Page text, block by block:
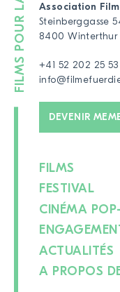
Association
Steinberggasse
8400 Winterthur
+41 52 202 25 53
DEVENIR
FILMS
FESTIVAL
CINÉMA
ACTUALITÉS
A PROPOS